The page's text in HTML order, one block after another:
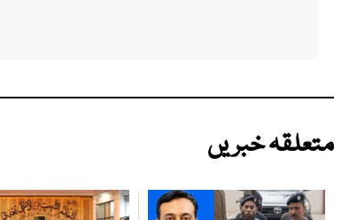
متعلقہ خبریں